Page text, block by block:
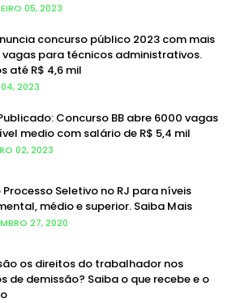
05, 2023
concurso público 2023 com mais
vagas para técnicos administrativos.
até R$ 4,6 mil
04, 2023
Concurso BB abre 6000 vagas
medio com salário de R$ 5,4 mil
02, 2023
Seletivo no RJ para níveis
médio e superior. Saiba Mais
27, 2020
os direitos do trabalhador nos
de demissão? Saiba o que recebe e o